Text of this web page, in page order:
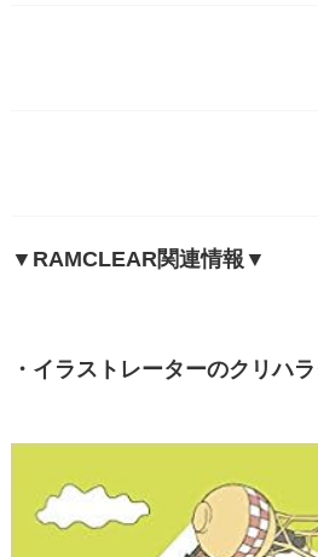
▼RAMCLEAR関連情報▼
・イラストレーターのクリハ